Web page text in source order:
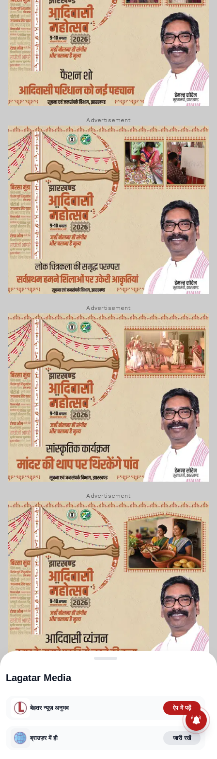
Advertisement
Advertisement
Advertisement
TERMS AND CONDITIONS
CORRECTIONS POLICY
FACT CHECKING POLICY
Lagatar Media
बेहतर न्यूज़ अनुभव ऐप में पढ़ें
ब्राउज़र में ही जारी रखें